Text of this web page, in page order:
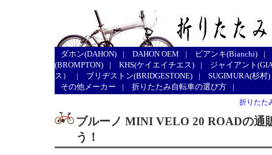
ダホン(DAHON) | DAHON OEM | ビアンキ(Bianchi)
|
(BROMPTON)
| KHS(ケイエイチエス) |
ジャイアント
ス）
| ブリヂストン(BRIDGESTONE) |
SUGIMURA(杉村)
その他メーカー
| 折りたたみ自転車の選び方 |
折りたた
ブルーノ MINI VELO 20 ROADの通
う！